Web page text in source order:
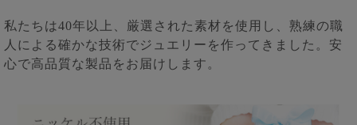
私たちは40年以上、厳選された素材を使用し、熟練の職
人による確かな技術でジュエリーを作ってきました。安
心で高品質な製品をお届けします。